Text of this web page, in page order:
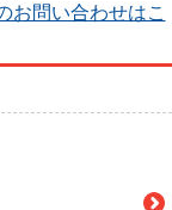
お問い合わせはこ